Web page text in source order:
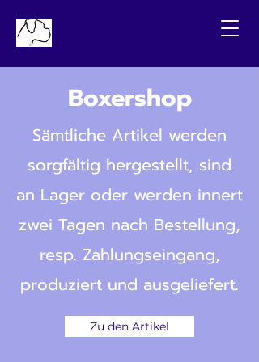
Boxershop
Sämtliche Artikel werden
sorgfältig hergestellt, sind
an Lager oder werden innert
zwei Tagen nach Bestellung,
resp. Zahlungseingang,
produziert und ausgeliefert.
Zu den Artikel